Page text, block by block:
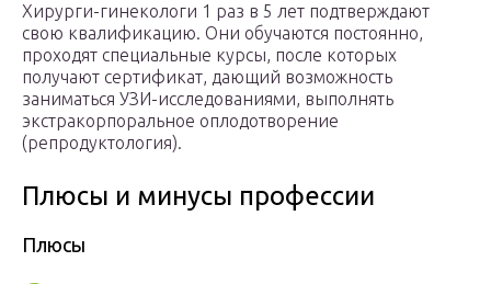
Хирурги-гинекологи 1 раз в 5 лет подтверждают
свою квалификацию. Они обучаются постоянно,
проходят специальные курсы, после которых
получают сертификат, дающий возможность
заниматься УЗИ-исследованиями, выполнять
экстракорпоральное оплодотворение
(репродуктология).
Плюсы и минусы профессии
Плюсы